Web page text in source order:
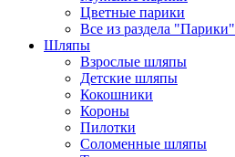
Цветные парики
Все из раздела "Парики"
Шляпы
Взрослые шляпы
Детские шляпы
Кокошники
Короны
Пилотки
Соломенные шляпы